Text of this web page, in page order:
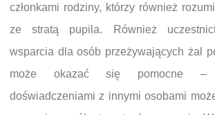
członkami rodziny, którzy również
ze stratą pupila. Również
wsparcia dla osób przeżywających żal
może okazać się pomocne –
doświadczeniami z innymi osobami